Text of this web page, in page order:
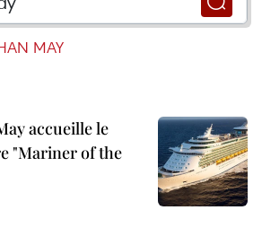
MAY
accueille le
"Mariner of the